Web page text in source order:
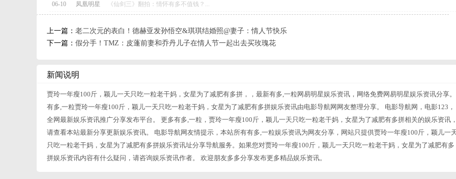
06-10 凤凰明星 《仙剑三》翻拍：情怀有多不值钱？...
上一篇： 老二次元的表白！德赫亚发孙悟空&琪琪结婚照@妻子：情人节快乐
下一篇： 假分手！TMZ：皮蓬前妻和乔丹儿子在情人节一起出去买玫瑰花
新闻说明
贾玲一年瘦100斤，颖儿一天只吃一粒老干妈，女星为了减肥有多拼，，最新有多,一粒网易明星娱乐资讯，网络免费网易明星娱乐资讯分享。
有多,一粒贾玲一年瘦100斤，颖儿一天只吃一粒老干妈，女星为了减肥有多拼娱乐资讯由电影导航网网友整理分享。 电影导航网，电影123，
全网最新娱乐资讯推广分享发布平台。 更多有多,一粒，贾玲一年瘦100斤，颖儿一天只吃一粒老干妈，女星为了减肥有多拼相关的娱乐资讯
请查看本站最新分享更新娱乐资讯。 电影导航网友情提示，本站所有有多,一粒娱乐资讯为网友分享，网站只提供贾玲一年瘦100斤，颖儿一
只吃一粒老干妈，女星为了减肥有多拼娱乐资讯址分享导航服务。如果您对贾玲一年瘦100斤，颖儿一天只吃一粒老干妈，女星为了减肥有多
拼娱乐资讯内容有什么疑问，请咨询娱乐资讯作者。 欢迎朋友多多分享发布更多精品娱乐资讯。